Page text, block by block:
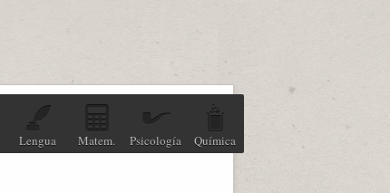
Lengua Matem. Psicología Química